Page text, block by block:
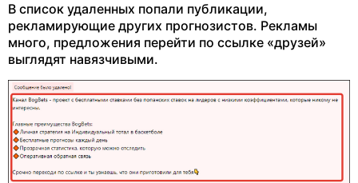
В список удаленных попали публикации,
рекламирующие других прогнозистов. Рекламы
много, предложения перейти по ссылке «друзей»
выглядят навязчивыми.